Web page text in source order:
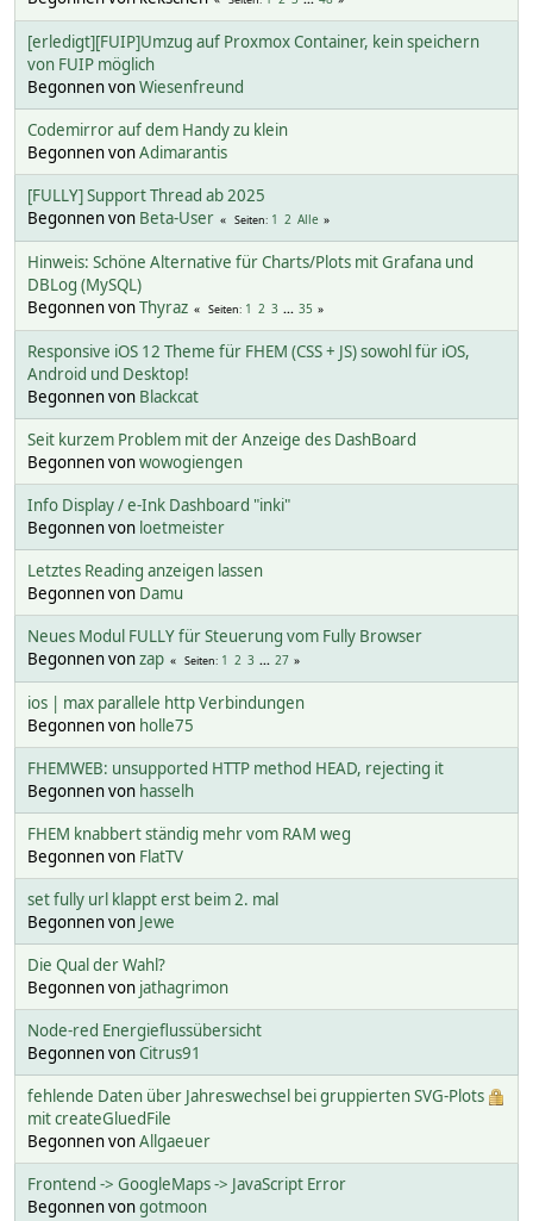
[erledigt][FUIP]Umzug auf Proxmox Container, kein speichern
von FUIP möglich
Begonnen vonWiesenfreund
Codemirror auf dem Handy zu klein
Begonnen vonAdimarantis
[FULLY] Support Thread ab 2025
Begonnen von Beta-User Seiten 1 2 Alle
Hinweis: Schöne Alternative für Charts/Plots mit Grafana und
DBLog (MySQL)
Begonnen vonThyraz Seiten 1 2 3 ... 35
Responsive iOS 12 Theme für FHEM (CSS + JS) sowohl für iOS,
Android und Desktop!
Begonnen von Blackcat
Seit kurzem Problem mit der Anzeige des DashBoard
Begonnen vonwowogiengen
Info Display / e-Ink Dashboard "inki"
Begonnen von loetmeister
Letztes Reading anzeigen lassen
Begonnen von Damu
Neues Modul FULLY für Steuerung vom Fully Browser
Begonnen vonzap Seiten 1 2 3 ... 27
ios | max parallele http Verbindungen
Begonnen von holle75
FHEMWEB: unsupported HTTP method HEAD, rejecting it
Begonnen von hasselh
FHEM knabbert ständig mehr vom RAM weg
Begonnen von FlatTV
set fully url klappt erst beim 2. mal
Begonnen von Jewe
Die Qual der Wahl?
Begonnen von jathagrimon
Node-red Energieflussübersicht
Begonnen vonCitrus91
fehlende Daten über Jahreswechsel bei gruppierten SVG-Plots
mit createGluedFile
Begonnen vonAllgaeuer
Frontend -> GoogleMaps -> JavaScript Error
Begonnen vongotmoon